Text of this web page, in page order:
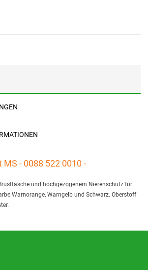
- 0088 522 0010 -
und hochgezogenem Nierenschutz für
Warnorange, Warngelb und Schwarz. Oberstoff